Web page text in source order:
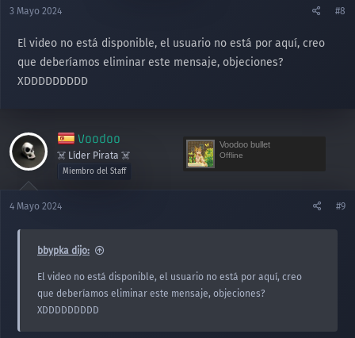
3 Mayo 2024 #8
El video no está disponible, el usuario no está por aquí, creo
que deberíamos eliminar este mensaje, objeciones?
XDDDDDDDDD
Voodoo
☠️ Líder Pirata ☠️
Miembro del Staff
Voodoo bullet
Offline
4 Mayo 2024 #9
bbypka dijo:
El video no está disponible, el usuario no está por aquí, creo
que deberíamos eliminar este mensaje, objeciones?
XDDDDDDDDD